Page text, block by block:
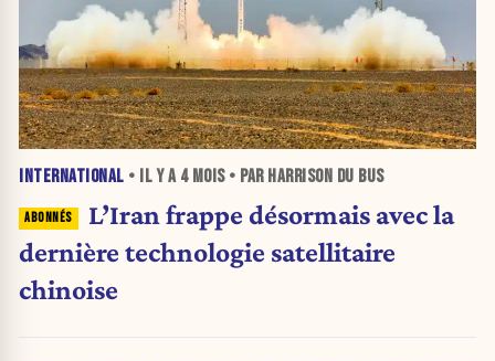
INTERNATIONAL • IL Y A 4 MOIS• PAR HARRISON DU BUS
L’Iran frappe désormais avec la
dernière technologie satellitaire
chinoise